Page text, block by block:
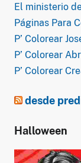
El ministerio
Páginas Para
P’ Colorear
P’ Colorear
P’ Colorear
desde
Halloween